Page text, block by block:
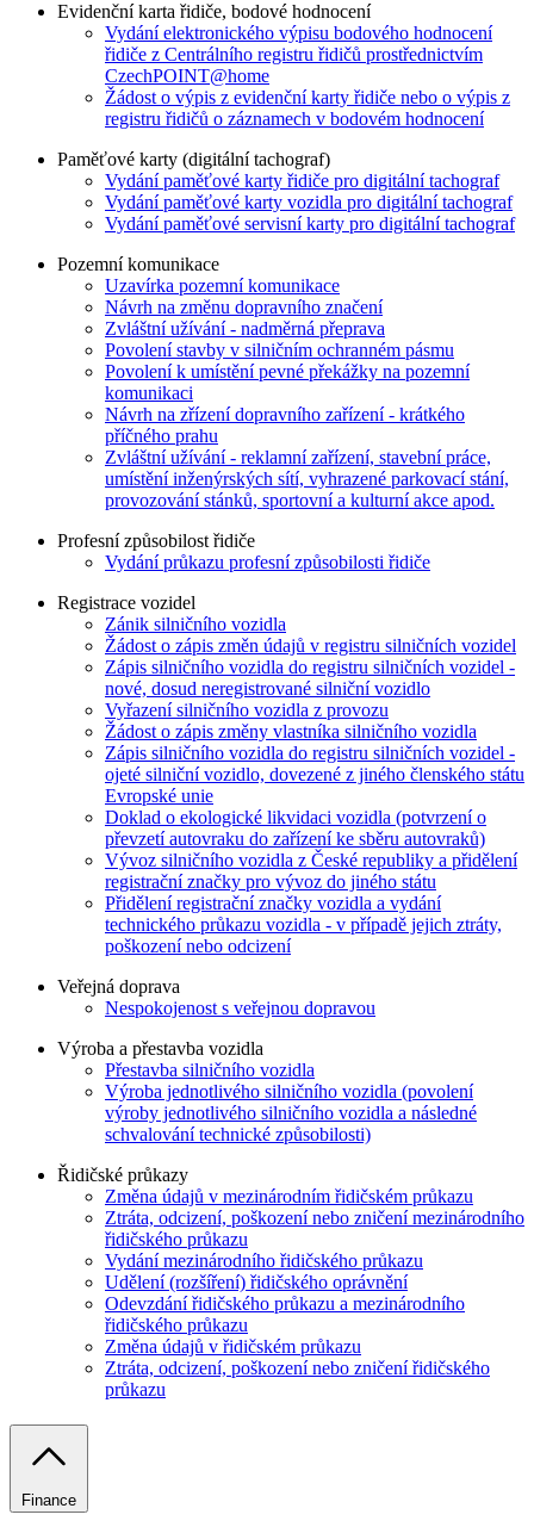
Evidenční karta řidiče, bodové hodnocení
Vydání elektronického výpisu bodového hodnocení
řidiče z Centrálního registru řidičů prostřednictvím
CzechPOINT@home
Žádost o výpis z evidenční karty řidiče nebo o výpis z
registru řidičů o záznamech v bodovém hodnocení
Paměťové karty (digitální tachograf)
Vydání paměťové karty řidiče pro digitální tachograf
Vydání paměťové karty vozidla pro digitální tachograf
Vydání paměťové servisní karty pro digitální tachograf
Pozemní komunikace
Uzavírka pozemní komunikace
Návrh na změnu dopravního značení
Zvláštní užívání - nadměrná přeprava
Povolení stavby v silničním ochranném pásmu
Povolení k umístění pevné překážky na pozemní
komunikaci
Návrh na zřízení dopravního zařízení - krátkého
příčného prahu
Zvláštní užívání - reklamní zařízení, stavební práce,
umístění inženýrských sítí, vyhrazené parkovací stání,
provozování stánků, sportovní a kulturní akce apod.
Profesní způsobilost řidiče
Vydání průkazu profesní způsobilosti řidiče
Registrace vozidel
Zánik silničního vozidla
Žádost o zápis změn údajů v registru silničních vozidel
Zápis silničního vozidla do registru silničních vozidel -
nové, dosud neregistrované silniční vozidlo
Vyřazení silničního vozidla z provozu
Žádost o zápis změny vlastníka silničního vozidla
Zápis silničního vozidla do registru silničních vozidel -
ojeté silniční vozidlo, dovezené z jiného členského státu
Evropské unie
Doklad o ekologické likvidaci vozidla (potvrzení o
převzetí autovraku do zařízení ke sběru autovraků)
Vývoz silničního vozidla z České republiky a přidělení
registrační značky pro vývoz do jiného státu
Přidělení registrační značky vozidla a vydání
technického průkazu vozidla - v případě jejich ztráty,
poškození nebo odcizení
Veřejná doprava
Nespokojenost s veřejnou dopravou
Výroba a přestavba vozidla
Přestavba silničního vozidla
Výroba jednotlivého silničního vozidla (povolení
výroby jednotlivého silničního vozidla a následné
schvalování technické způsobilosti)
Řidičské průkazy
Změna údajů v mezinárodním řidičském průkazu
Ztráta, odcizení, poškození nebo zničení mezinárodního
řidičského průkazu
Vydání mezinárodního řidičského průkazu
Udělení (rozšíření) řidičského oprávnění
Odevzdání řidičského průkazu a mezinárodního
řidičského průkazu
Změna údajů v řidičském průkazu
Ztráta, odcizení, poškození nebo zničení řidičského
průkazu
Finance